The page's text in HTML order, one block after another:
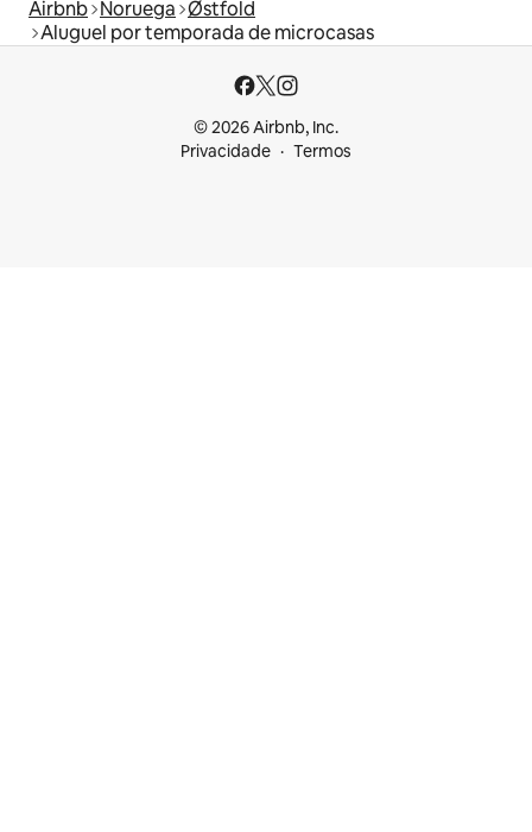
Airbnb Noruega Østfold
Aluguel por temporada de microcasas
© 2026 Airbnb, Inc.
Privacidade
Termos